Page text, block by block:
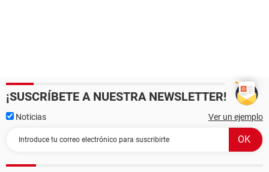
¡SUSCRÍBETE A NUESTRA NEWSLETTER!
Noticias Ver un ejemplo